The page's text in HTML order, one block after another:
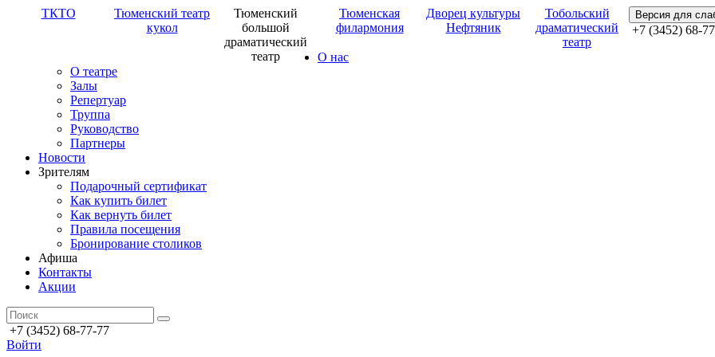
ТКТО
Тюменский театр
кукол
Тюменский
большой
драматический
театр
Тюменская
филармония
Дворец культуры
Нефтяник
Тобольский
драматический
театр
Версия для
+7 (3452) 68-
О нас
О театре
Залы
Репертуар
Труппа
Руководство
Партнеры
Новости
Зрителям
Подарочный сертификат
Как купить билет
Как вернуть билет
Правила посещения
Бронирование столиков
Афиша
Контакты
Акции
+7 (3452) 68-77-77
Войти